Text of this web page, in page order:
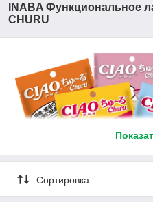
INABA Функциональное
CHURU
Сортировка